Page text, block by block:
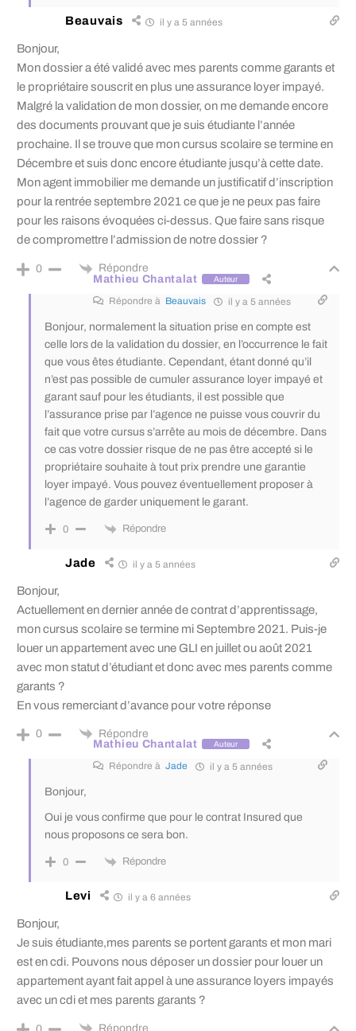
Beauvais il y a 5 années
Bonjour,
Mon dossier a été validé avec mes parents comme garants et
le propriétaire souscrit en plus une assurance loyer impayé.
Malgré la validation de mon dossier, on me demande encore
des documents prouvant que je suis étudiante l’année
prochaine. Il se trouve que mon cursus scolaire se termine en
Décembre et suis donc encore étudiante jusqu’à cette date.
Mon agent immobilier me demande un justificatif d’inscription
pour la rentrée septembre 2021 ce que je ne peux pas faire
pour les raisons évoquées ci-dessus. Que faire sans risque
de compromettre l’admission de notre dossier ?
0
Répondre
Mathieu Chantalat
Auteur
Répondre à Beauvais il y a 5 années
Bonjour, normalement la situation prise en compte est
celle lors de la validation du dossier, en l’occurrence le fait
que vous êtes étudiante. Cependant, étant donné qu’il
n’est pas possible de cumuler assurance loyer impayé et
garant sauf pour les étudiants, il est possible que
l’assurance prise par l’agence ne puisse vous couvrir du
fait que votre cursus s’arrête au mois de décembre. Dans
ce cas votre dossier risque de ne pas être accepté si le
propriétaire souhaite à tout prix prendre une garantie
loyer impayé. Vous pouvez éventuellement proposer à
l’agence de garder uniquement le garant.
0 Répondre
Jade il y a 5 années
Bonjour,
Actuellement en dernier année de contrat d’apprentissage,
mon cursus scolaire se termine mi Septembre 2021. Puis-je
louer un appartement avec une GLI en juillet ou août 2021
avec mon statut d’étudiant et donc avec mes parents comme
garants ?
En vous remerciant d’avance pour votre réponse
0
Répondre
Mathieu Chantalat
Auteur
Répondre à Jade il y a 5 années
Bonjour,
Oui je vous confirme que pour le contrat Insured que
nous proposons ce sera bon.
0 Répondre
Levi il y a 6 années
Bonjour,
Je suis étudiante,mes parents se portent garants et mon mari
est en cdi. Pouvons nous déposer un dossier pour louer un
appartement ayant fait appel à une assurance loyers impayés
avec un cdi et mes parents garants ?
Répondre